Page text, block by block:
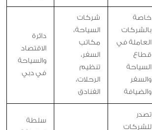
خاصة
بالشركات
العاملة في
قطاع
السياحة
والسفر
والضيافة
شركات
السياحة،
مكاتب
السفر،
تنظيم
الرحلات،
الفنادق
دائرة
الاقتصاد
والسياحة
في دبي
تصدر
للشركات
سلطة